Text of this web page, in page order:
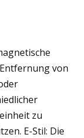
von
zu
E-Stil: Die